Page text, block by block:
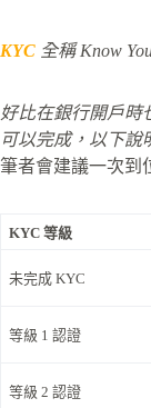
KYC 全稱 Know
好比在銀行開戶時
可以完成，以下說
筆者會建議一次到
KYC 等級
未完成 KYC
等級 1 認證
等級 2 認證